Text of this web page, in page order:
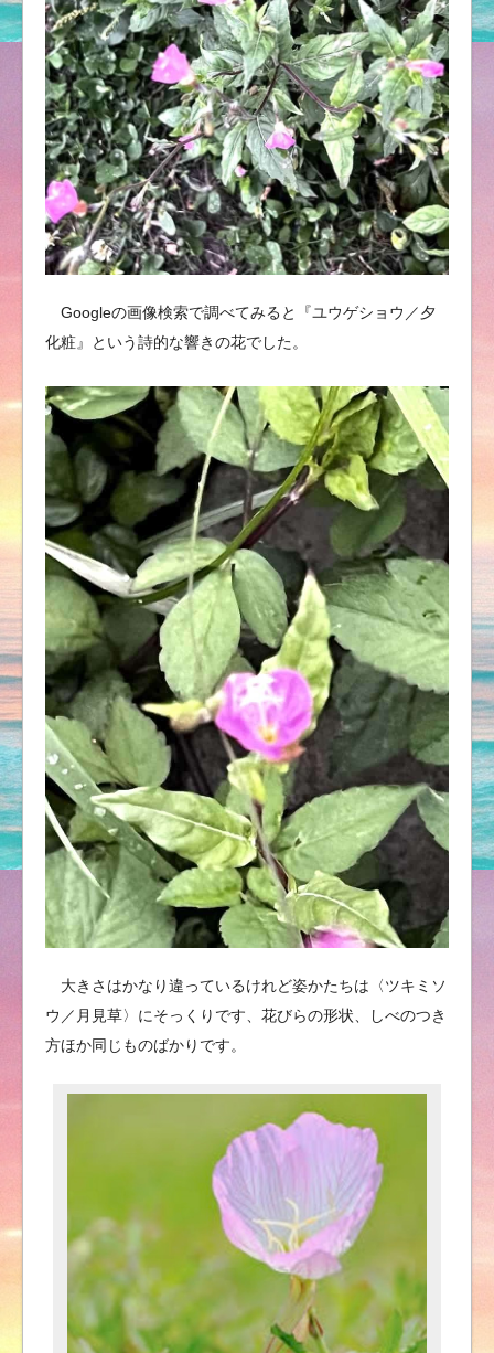
Googleの画像検索で調べてみると『ユウゲショウ／夕
化粧』という詩的な響きの花でした。
大きさはかなり違っているけれど姿かたちは〈ツキミソ
ウ／月見草〉にそっくりです、花びらの形状、しべのつき
方ほか同じものばかりです。